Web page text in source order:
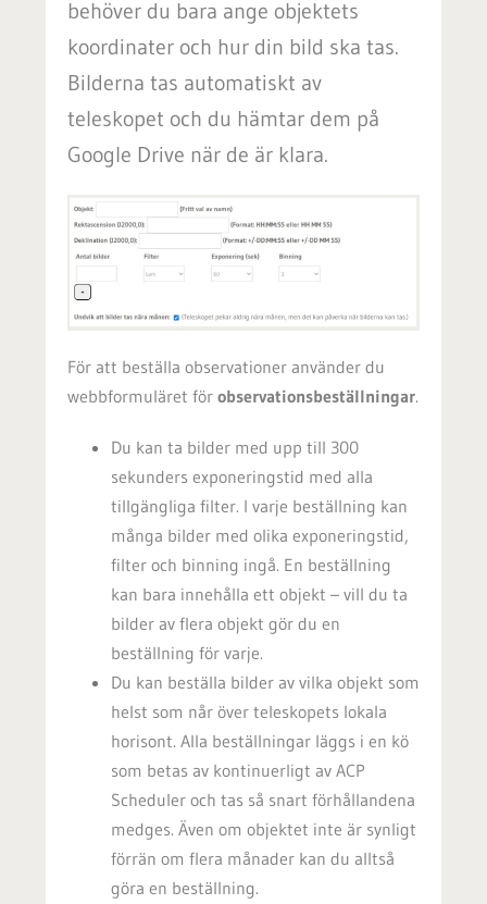
behöver du bara ange objektets
koordinater och hur din bild ska tas.
Bilderna tas automatiskt av
teleskopet och du hämtar dem på
Google Drive när de är klara.
För att beställa observationer använder du
webbformuläret för observationsbeställningar.
Du kan ta bilder med upp till 300
sekunders exponeringstid med alla
tillgängliga filter. I varje beställning kan
många bilder med olika exponeringstid,
filter och binning ingå. En beställning
kan bara innehålla ett objekt – vill du ta
bilder av flera objekt gör du en
beställning för varje.
Du kan beställa bilder av vilka objekt som
helst som når över teleskopets lokala
horisont. Alla beställningar läggs i en kö
som betas av kontinuerligt av ACP
Scheduler och tas så snart förhållandena
medges. Även om objektet inte är synligt
förrän om flera månader kan du alltså
göra en beställning.